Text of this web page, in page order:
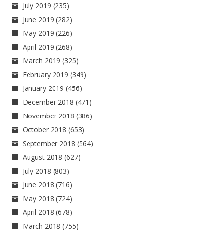
July 2019 (235)
June 2019 (282)
May 2019 (226)
April 2019 (268)
March 2019 (325)
February 2019 (349)
January 2019 (456)
December 2018 (471)
November 2018 (386)
October 2018 (653)
September 2018 (564)
August 2018 (627)
July 2018 (803)
June 2018 (716)
May 2018 (724)
April 2018 (678)
March 2018 (755)